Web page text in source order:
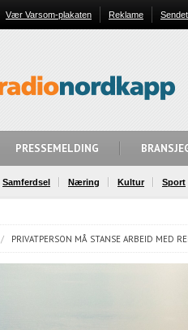
Vær Varsom-plakaten Reklame
PRESSEMELDING
Samferdsel Næring Kultur Sport
/ PRIVATPERSON MÅ STANSE ARBEID MED